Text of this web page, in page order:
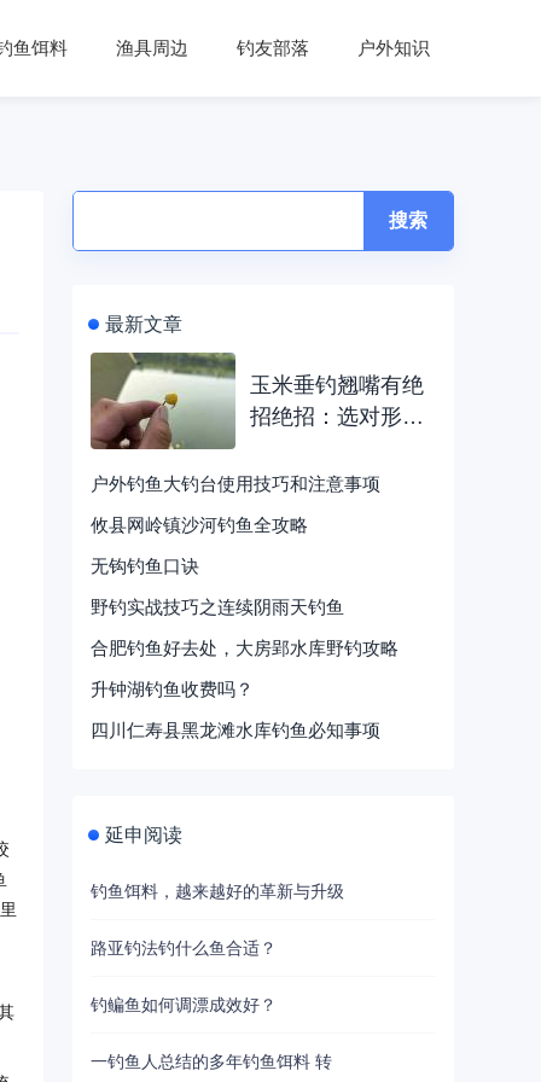
鱼饵料 渔具周边 钓友部落 户外知识
搜索
最新文章
玉米垂钓翘嘴有绝
招绝招：选对形
户外钓鱼大钓台使用技巧和注意事项
攸县网岭镇沙河钓鱼全攻略
无钩钓鱼口诀
野钓实战技巧之连续阴雨天钓鱼
合肥钓鱼好去处，大房郢水库野钓攻略
升钟湖钓鱼收费吗？
四川仁寿县黑龙滩水库钓鱼必知事项
延申阅读
钓鱼饵料，越来越好的革新与升级
路亚钓法钓什么鱼合适？
钓鳊鱼如何调漂成效好？
一钓鱼人总结的多年钓鱼饵料 转